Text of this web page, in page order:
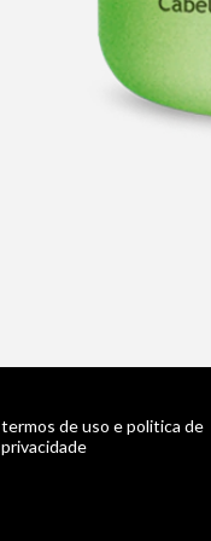
termos de uso e politica de
privacidade